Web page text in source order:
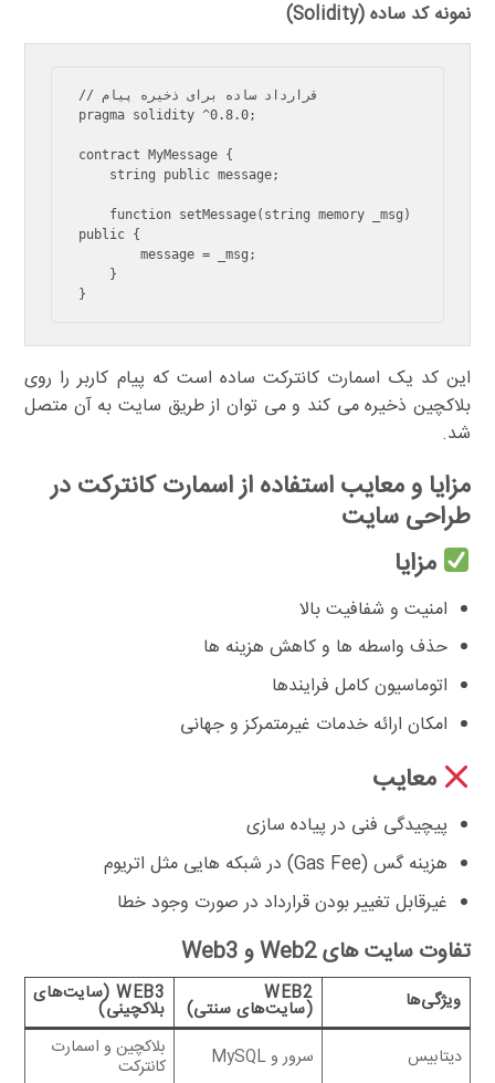
نمونه کد ساده (Solidity)
// قرارداد ساده برای ذخیره پیام
pragma solidity ^0.8.0;
contract MyMessage {
public {
        message = _msg;
این کد یک اسمارت کانترکت ساده است که پیام کاربر را روی
بلاکچین ذخیره می کند و می توان از طریق سایت به آن متصل
شد.
مزایا و معایب استفاده از اسمارت کانترکت در
طراحی سایت
مزایا
امنیت و شفافیت بالا
حذف واسطه ها و کاهش هزینه ها
اتوماسیون کامل فرایندها
امکان ارائه خدمات غیرمتمرکز و جهانی
معایب
پیچیدگی فنی در پیاده سازی
هزینه گس (Gas Fee) در شبکه هایی مثل اتریوم
غیرقابل تغییر بودن قرارداد در صورت وجود خطا
تفاوت سایت های Web2 و Web3
ویژگی‌ها WEB2
(سایت‌های سنتی)
WEB3 (سایت‌های
بلاکچینی)
دیتابیس
سرور و MySQL بلاکچین و اسمارت
کانترکت